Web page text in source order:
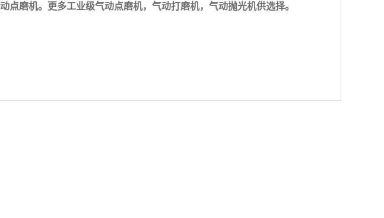
点磨机。更多工业级气动点磨机，气动打磨机，气动抛光机供选择。